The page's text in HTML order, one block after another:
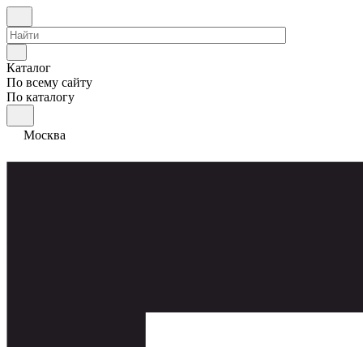
Каталог
По всему сайту
По каталогу
Москва